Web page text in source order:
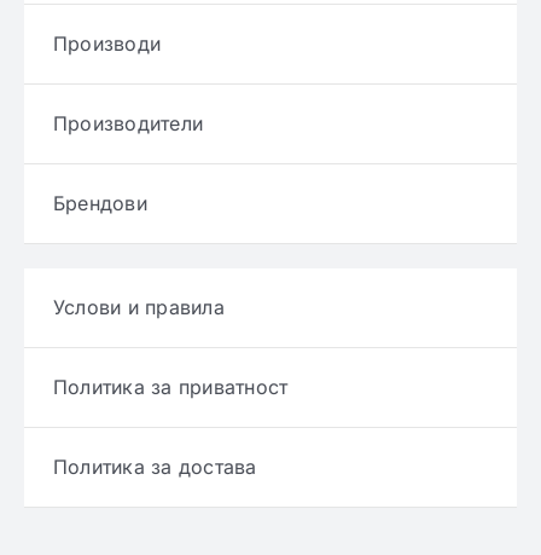
Производи
Производители
Брендови
Услови и правила
Политика за приватност
Политика за достава